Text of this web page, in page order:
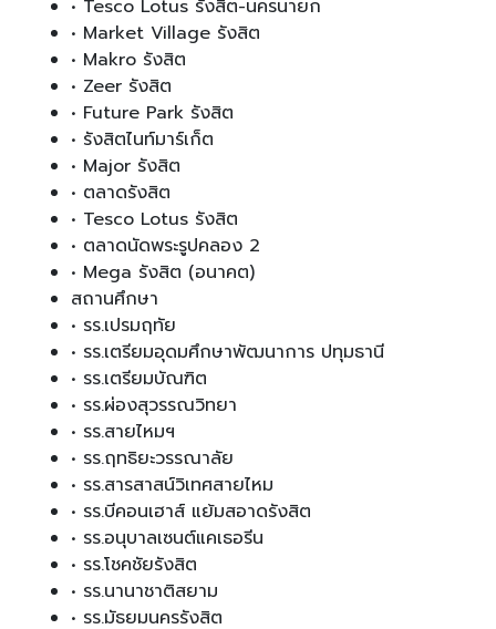
• Tesco Lotus รังสิต-นครนายก
• Market Village รังสิต
• Makro รังสิต
• Zeer รังสิต
• Future Park รังสิต
• รังสิตไนท์มาร์เก็ต
• Major รังสิต
• ตลาดรังสิต
• Tesco Lotus รังสิต
• ตลาดนัดพระรูปคลอง 2
• Mega รังสิต (อนาคต)
สถานศึกษา
• รร.เปรมฤทัย
• รร.เตรียมอุดมศึกษาพัฒนาการ ปทุมธานี
• รร.เตรียมบัณฑิต
• รร.ผ่องสุวรรณวิทยา
• รร.สายไหมฯ
• รร.ฤทธิยะวรรณาลัย
• รร.สารสาสน์วิเทศสายไหม
• รร.บีคอนเฮาส์ แย้มสอาดรังสิต
• รร.อนุบาลเซนต์แคเธอรีน
• รร.โชคชัยรังสิต
• รร.นานาชาติสยาม
• รร.มัธยมนครรังสิต